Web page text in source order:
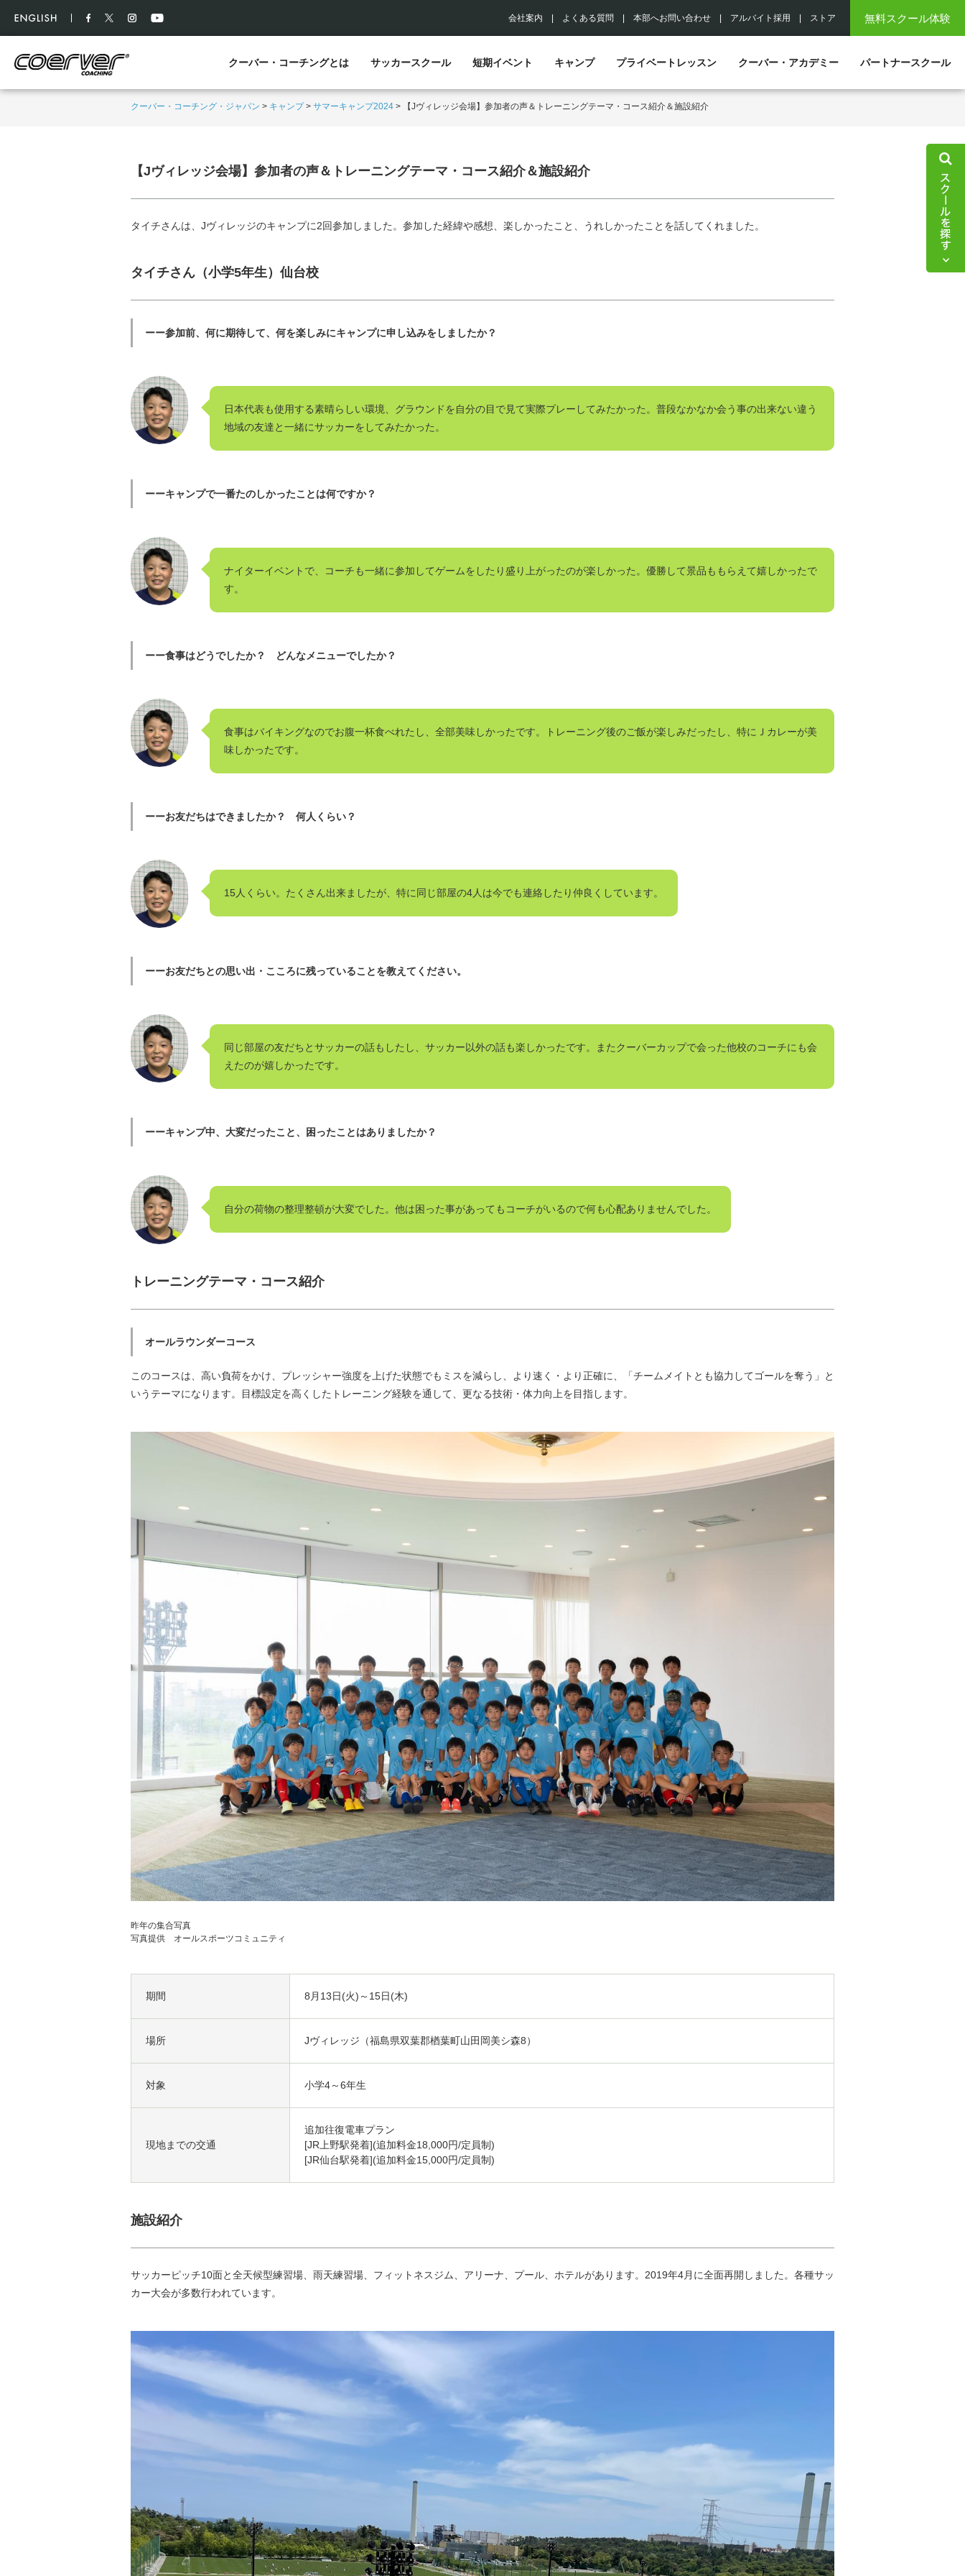
無料スクール体験
会社案内 よくある質問 本部へお問い合わせ アルバイト採用 ストア
クーバー・コーチングとは サッカースクール 短期イベント キャンプ プライベートレッスン クーバー・アカデミー パートナースクール
クーバー・コーチング・ジャパン > キャンプ> サマーキャンプ2024 > 【Jヴィレッジ会場】参加者の声＆トレーニングテーマ・コース紹介＆施設紹介
【Jヴィレッジ会場】参加者の声＆トレーニングテーマ・コース紹介＆施設紹介
タイチさんは、Jヴィレッジのキャンプに2回参加しました。参加した経緯や感想、楽しかったこと、うれしかったことを話してくれました。
タイチさん（小学5年生）仙台校
ーー参加前、何に期待して、何を楽しみにキャンプに申し込みをしましたか？
日本代表も使用する素晴らしい環境、グラウンドを自分の目で見て実際プレーしてみたかった。普段なかなか会う事の出来ない違う
地域の友達と一緒にサッカーをしてみたかった。
ーーキャンプで一番たのしかったことは何ですか？
ナイターイベントで、コーチも一緒に参加してゲームをしたり盛り上がったのが楽しかった。優勝して景品ももらえて嬉しかったで
す。
ーー食事はどうでしたか？ どんなメニューでしたか？
食事はバイキングなのでお腹一杯食べれたし、全部美味しかったです。トレーニング後のご飯が楽しみだったし、特にＪカレーが美
味しかったです。
ーーお友だちはできましたか？ 何人くらい？
15人くらい。たくさん出来ましたが、特に同じ部屋の4人は今でも連絡したり仲良くしています。
ーーお友だちとの思い出・こころに残っていることを教えてください。
同じ部屋の友だちとサッカーの話もしたし、サッカー以外の話も楽しかったです。またクーバーカップで会った他校のコーチにも会
えたのが嬉しかったです。
ーーキャンプ中、大変だったこと、困ったことはありましたか？
自分の荷物の整理整頓が大変でした。他は困った事があってもコーチがいるので何も心配ありませんでした。
トレーニングテーマ・コース紹介
オールラウンダーコース
このコースは、高い負荷をかけ、プレッシャー強度を上げた状態でもミスを減らし、より速く・より正確に、「チームメイトとも協力してゴールを奪う」と
いうテーマになります。目標設定を高くしたトレーニング経験を通して、更なる技術・体力向上を目指します。
昨年の集合写真
写真提供 オールスポーツコミュニティ
期間 8月13日(火)～15日(木)
場所 Jヴィレッジ（福島県双葉郡楢葉町山田岡美シ森8）
対象 小学4～6年生
現地までの交通
追加往復電車プラン
[JR上野駅発着](追加料金18,000円/定員制)
[JR仙台駅発着](追加料金15,000円/定員制)
施設紹介
サッカーピッチ10面と全天候型練習場、雨天練習場、フィットネスジム、アリーナ、プール、ホテルがあります。2019年4月に全面再開しました。各種サッ
カー大会が多数行われています。